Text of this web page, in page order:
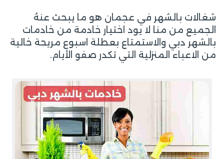
شغالات بالشهر في عجمان هو ما يبحث عنهُ
الجميع من منا لا يود اختيار خادمة من خادمات
بالشهر دبي والاستمتاع بعطلة اسبوع مريحة خالية
من الاعباء المنزلية التي تكدر صفو الأيام.